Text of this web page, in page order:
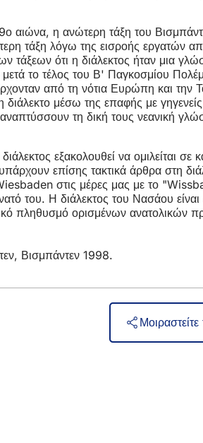
αιώνα, η ανώτερη τάξη του
τάξη λόγω της εισροής εργατών
ότι η διάλεκτος ήταν μια
μετά το τέλος του Β' Παγκοσμίου
από τη νότια Ευρώπη και
διάλεκτο μέσω της επαφής με
αναπτύσσουν τη δική τους νεανική
εξακολουθεί να ομιλείται σε
επίσης τακτικά άρθρα στη
Wiesbaden στις μέρες μας με το
του. Η διάλεκτος του Νασάου
πληθυσμό ορισμένων ανατολικών
Βισμπάντεν 1998.